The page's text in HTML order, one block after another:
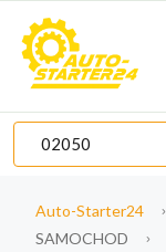
Auto-Starter24
SAMOCHOD